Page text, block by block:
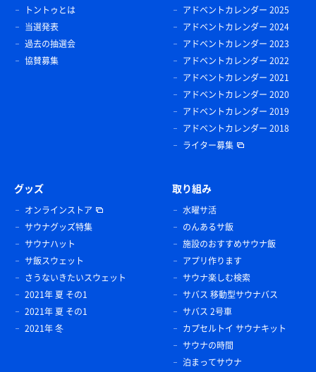
トントゥとは
当選発表
過去の抽選会
協賛募集
アドベントカレンダー 2025
アドベントカレンダー 2024
アドベントカレンダー 2023
アドベントカレンダー 2022
アドベントカレンダー 2021
アドベントカレンダー 2020
アドベントカレンダー 2019
アドベントカレンダー 2018
ライター募集
グッズ
オンラインストア
サウナグッズ特集
サウナハット
サ飯スウェット
さうないきたいスウェット
2021年 夏 その1
2021年 夏 その1
2021年 冬
取り組み
水曜サ活
のんあるサ飯
施設のおすすめサウナ飯
アプリ作ります
サウナ楽しむ検索
サバス 移動型サウナバス
サバス 2号車
カプセルトイ サウナキット
サウナの時間
泊まってサウナ